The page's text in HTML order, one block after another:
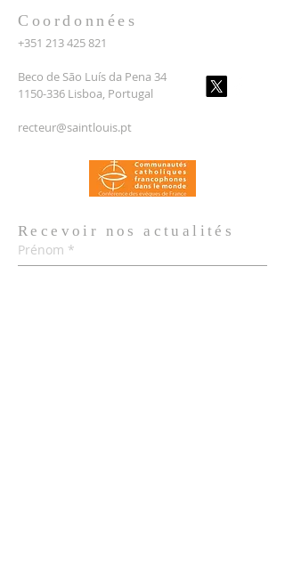
Coordonnées
+351 213 425 821
Beco de São Luís da Pena 34
1150-336 Lisboa, Portugal
recteur@saintlouis.pt
Recevoir nosactualités
Prénom *